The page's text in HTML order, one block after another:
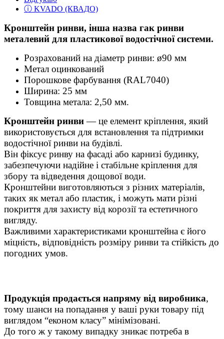
ⓘ KVADO (КВАДО)
Кронштейн ринви, інша назва гак ринви
металевий для пластикової водостічної системи.
Розрахований на діаметр ринви: ø90 мм
Метал оцинкований
Порошкове фарбування (RAL7040)
Ширина: 25 мм
Товщина метала: 2,50 мм.
Кронштейн ринви— це елемент кріплення, який
використовується для встановлення та підтримки
водостічної ринви на будівлі.
Він фіксує ринву на фасаді або карнизі будинку,
забезпечуючи надійне і стабільне кріплення для
збору та відведення дощової води.
Кронштейни виготовляються з різних матеріалів,
таких як метал або пластик, і можуть мати різні
покриття для захисту від корозії та естетичного
вигляду.
Важливими характеристиками кронштейна є його
міцність, відповідність розміру ринви та стійкість до
погодних умов.
Продукція продається напряму від виробника,
тому шанси на попадання у ваші руки товару під
виглядом “економ класу” мінімізовані.
До того ж у такому випадку зникає потреба в